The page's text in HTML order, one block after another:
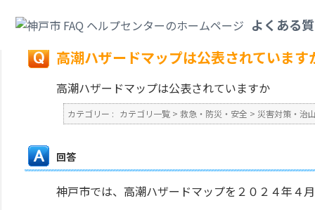
よくある
戻る
高潮ハザードマップは公表されています
高潮ハザードマップは公表されていますか
カテゴリー : カテゴリ一覧 > 救急・防災・安全 > 災害対策・治
回答
神戸市では、高潮ハザードマップを２０２４年４